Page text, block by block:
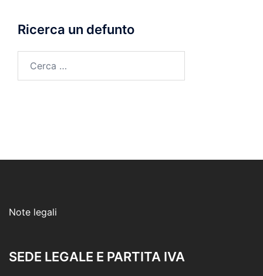
Ricerca un defunto
Note legali
SEDE LEGALE E PARTITA IVA